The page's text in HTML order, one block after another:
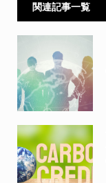
関連記事一覧